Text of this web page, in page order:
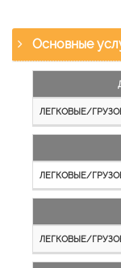
Основные
работы
Легковые
и
Грузовые
автомобили